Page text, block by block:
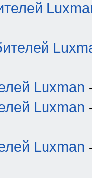
Luxman
Luxman
Luxman